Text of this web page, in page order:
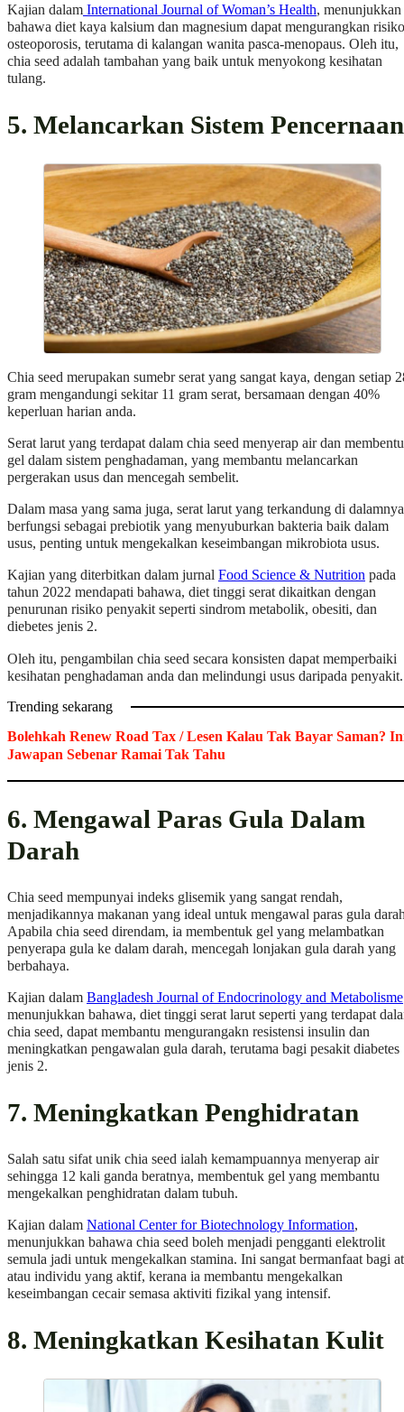
Kajian dalam International Journal of Woman’s Health, menunjukkan
bahawa diet kaya kalsium dan magnesium dapat mengurangkan risiko
osteoporosis, terutama di kalangan wanita pasca-menopaus. Oleh itu,
chia seed adalah tambahan yang baik untuk menyokong kesihatan
tulang.
5. Melancarkan Sistem Pencernaan
Chia seed merupakan sumebr serat yang sangat kaya, dengan setiap
gram mengandungi sekitar 11 gram serat, bersamaan dengan 40%
keperluan harian anda.
Serat larut yang terdapat dalam chia seed menyerap air dan
gel dalam sistem penghadaman, yang membantu melancarkan
pergerakan usus dan mencegah sembelit.
Dalam masa yang sama juga, serat larut yang terkandung di dalamnya
berfungsi sebagai prebiotik yang menyuburkan bakteria baik dalam
usus, penting untuk mengekalkan keseimbangan mikrobiota usus.
Kajian yang diterbitkan dalam jurnal Food Science & Nutrition pada
tahun 2022 mendapati bahawa, diet tinggi serat dikaitkan dengan
penurunan risiko penyakit seperti sindrom metabolik, obesiti, dan
diebetes jenis 2.
Oleh itu, pengambilan chia seed secara konsisten dapat memperbaiki
kesihatan penghadaman anda dan melindungi usus daripada penyakit.
Trending sekarang
Bolehkah Renew Road Tax / Lesen Kalau Tak Bayar Saman?
Jawapan Sebenar Ramai Tak Tahu
6. Mengawal Paras Gula Dalam
Darah
Chia seed mempunyai indeks glisemik yang sangat rendah,
menjadikannya makanan yang ideal untuk mengawal paras gula
Apabila chia seed direndam, ia membentuk gel yang melambatkan
penyerapa gula ke dalam darah, mencegah lonjakan gula darah yang
berbahaya.
Kajian dalam Bangladesh Journal of Endocrinology and Metabolisme
menunjukkan bahawa, diet tinggi serat larut seperti yang terdapat
chia seed, dapat membantu mengurangakn resistensi insulin dan
meningkatkan pengawalan gula darah, terutama bagi pesakit diabetes
jenis 2.
7. Meningkatkan Penghidratan
Salah satu sifat unik chia seed ialah kemampuannya menyerap air
sehingga 12 kali ganda beratnya, membentuk gel yang membantu
mengekalkan penghidratan dalam tubuh.
Kajian dalam National Center for Biotechnology Information,
menunjukkan bahawa chia seed boleh menjadi pengganti elektrolit
semula jadi untuk mengekalkan stamina. Ini sangat bermanfaat bagi
atau individu yang aktif, kerana ia membantu mengekalkan
keseimbangan cecair semasa aktiviti fizikal yang intensif.
8. Meningkatkan Kesihatan Kulit